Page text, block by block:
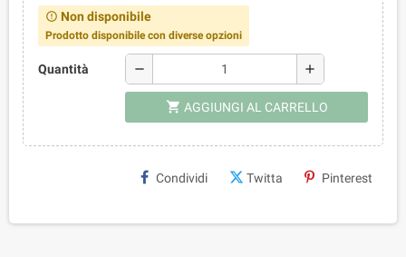
error_outline Non disponibile
Prodotto disponibile con diverse opzioni
Quantità remove add
shopping_cart AGGIUNGI AL CARRELLO
Condividi Twitta Pinterest